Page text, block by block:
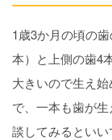
1歳3か月の頃の
本）と上側の歯4
大きいので生え
で、一本も歯が
談してみるといい